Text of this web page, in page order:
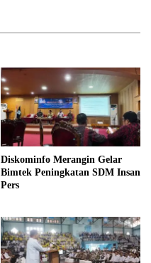
Diskominfo Merangin Gelar
Bimtek Peningkatan SDM Insan
Pers